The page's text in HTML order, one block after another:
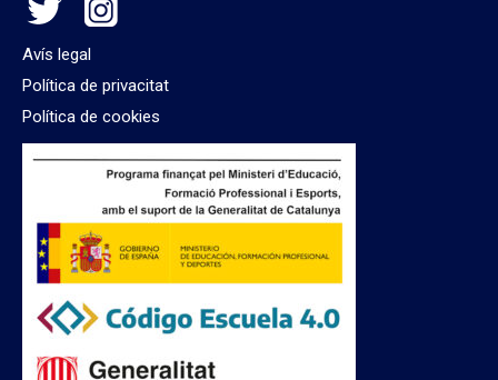
Avís legal
Política de privacitat
Política de cookies